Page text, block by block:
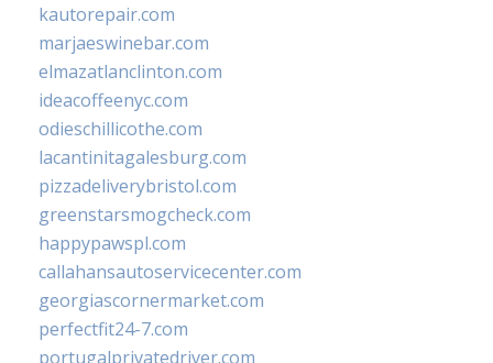
kautorepair.com
marjaeswinebar.com
elmazatlanclinton.com
ideacoffeenyc.com
odieschillicothe.com
lacantinitagalesburg.com
pizzadeliverybristol.com
greenstarsmogcheck.com
happypawspl.com
callahansautoservicecenter.com
georgiascornermarket.com
perfectfit24-7.com
portugalprivatedriver.com